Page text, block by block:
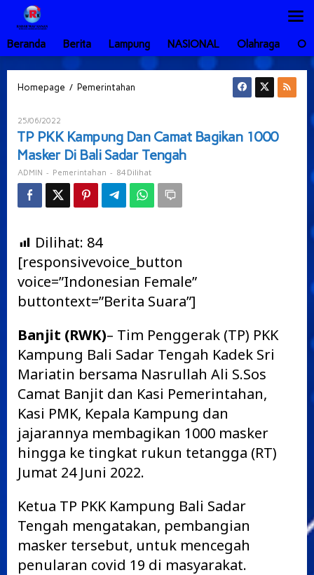
Lewati
konten
Beranda
Berita Lampung NASIONAL Olahraga
Homepage / Pemerintahan
Camat
Bagikan
Masker
Di
Bali
25/06/2022
ADMIN
TP PKK Kampung Dan Camat Bagikan 1000
Masker Di Bali Sadar Tengah
ADMIN - Pemerintahan - 84 Dilihat
Dilihat: 84
[responsivevoice_button
voice=”Indonesian Female”
buttontext=”Berita Suara”]
Banjit (RWK)– Tim Penggerak (TP) PKK
Kampung Bali Sadar Tengah Kadek Sri
Mariatin bersama Nasrullah Ali S.Sos
Camat Banjit dan Kasi Pemerintahan,
Kasi PMK, Kepala Kampung dan
jajarannya membagikan 1000 masker
hingga ke tingkat rukun tetangga (RT)
Jumat 24 Juni 2022.
Ketua TP PKK Kampung Bali Sadar
Tengah mengatakan, pembangian
masker tersebut, untuk mencegah
penularan covid 19 di masyarakat.